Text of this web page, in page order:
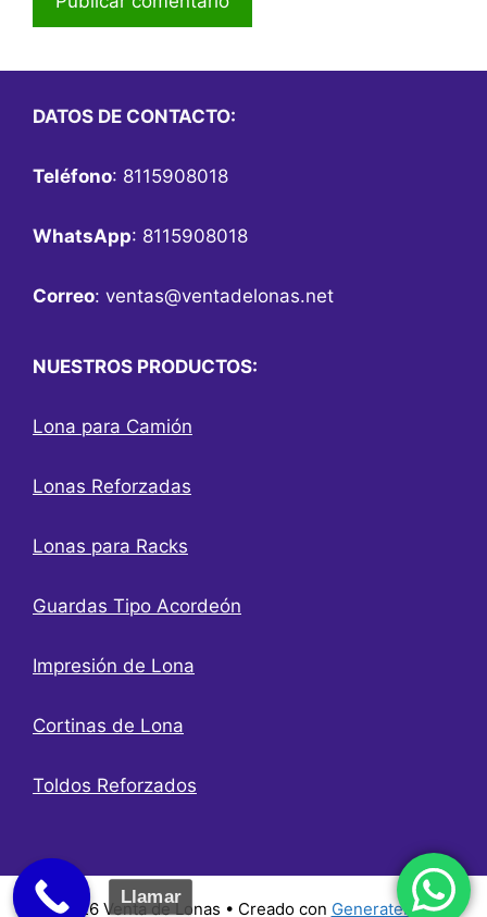
DATOS DE CONTACTO:
Teléfono: 8115908018
WhatsApp: 8115908018
Correo: ventas@ventadelonas.net
NUESTROS PRODUCTOS:
Lona para Camión
Lonas Reforzadas
Lonas para Racks
Guardas Tipo Acordeón
Impresión de Lona
Cortinas de Lona
Toldos Reforzados
© 2026 Venta de Lonas • Creado con GeneratePress
Llamar